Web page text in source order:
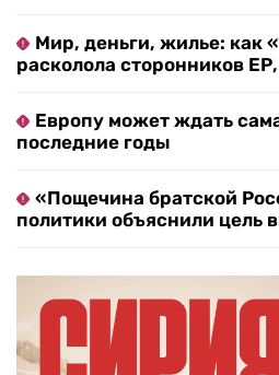
Мир, деньги, жилье: как
расколола сторонников
Европу может ждать
последние годы
«Пощечина братской
политики объяснили цель